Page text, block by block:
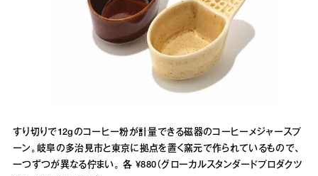
すり切りで12gのコーヒー粉が計量できる磁器のコーヒーメジャースプ
ーン。岐阜の多治見市と東京に拠点を置く窯元で作られているもので、
一つずつが異なる佇まい。 各 ¥880（グローカルスタンダードプロダクツ